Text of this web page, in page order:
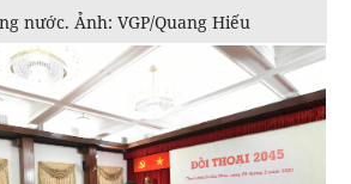
nước. Ảnh: VGP/Quang Hiếu